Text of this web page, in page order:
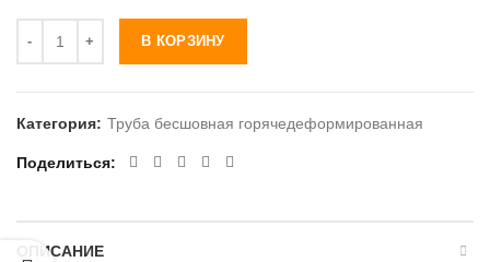
В КОРЗИНУ
Категория: Труба бесшовная горячедеформированная
Поделиться
ОПИСАНИЕ